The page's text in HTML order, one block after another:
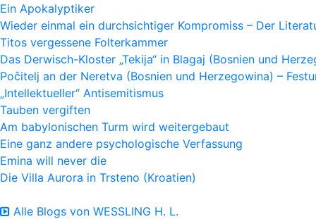
Ein Apokalyptiker
Wieder einmal ein durchsichtiger Kompromiss – Der
Titos vergessene Folterkammer
Das Derwisch-Kloster „Tekija“ in Blagaj (Bosnien und
Počitelj an der Neretva (Bosnien und Herzegowina) –
„Intellektueller“ Antisemitismus
Tauben vergiften
Am babylonischen Turm wird weitergebaut
Eine ganz andere psychologische Verfassung
Emina will never die
Die Villa Aurora in Trsteno (Kroatien)
Alle Blogs von WESSLING H. L.